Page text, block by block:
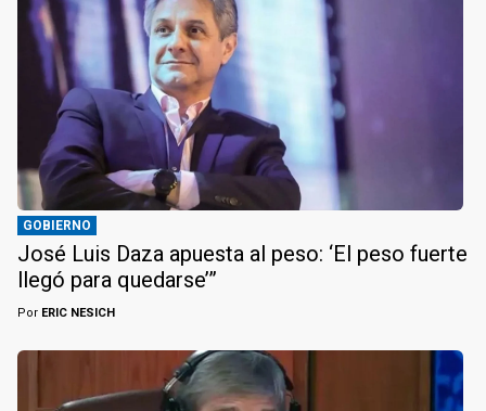
GOBIERNO
José Luis Daza apuesta al peso: ‘El peso fuerte
llegó para quedarse’”
Por ERIC NESICH